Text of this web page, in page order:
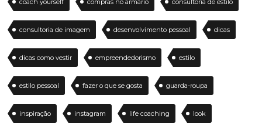
coach yourself compras no armário consultoria de estilo
consultoria de imagem desenvolvimento pessoal dicas
dicas como vestir empreendedorismo estilo
estilo pessoal fazer o que se gosta guarda-roupa
inspiração instagram life coaching look